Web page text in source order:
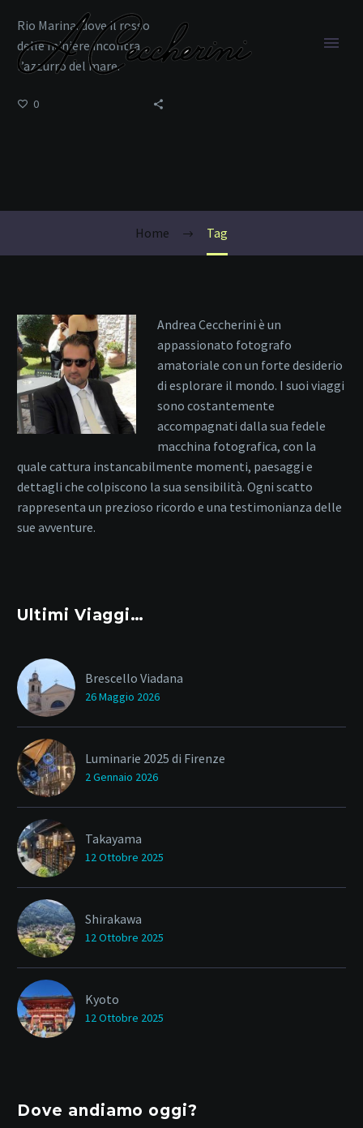
Home Tag
Rio Marina: dove il rosso
delle miniere incontra
l’azzurro del mare.
0
Andrea Ceccherini è un
appassionato fotografo
amatoriale con un forte desiderio
di esplorare il mondo. I suoi viaggi
sono costantemente
accompagnati dalla sua fedele
macchina fotografica, con la
quale cattura instancabilmente momenti, paesaggi e
dettagli che colpiscono la sua sensibilità. Ogni scatto
rappresenta un prezioso ricordo e una testimonianza delle
sue avventure.
Ultimi Viaggi…
Brescello Viadana
26 Maggio 2026
Luminarie 2025 di Firenze
2 Gennaio 2026
Takayama
12 Ottobre 2025
Shirakawa
12 Ottobre 2025
Kyoto
12 Ottobre 2025
Dove andiamo oggi?